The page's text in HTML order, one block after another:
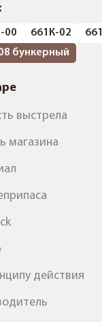
00 661К-02
бункерный
выстрела
магазина
действия